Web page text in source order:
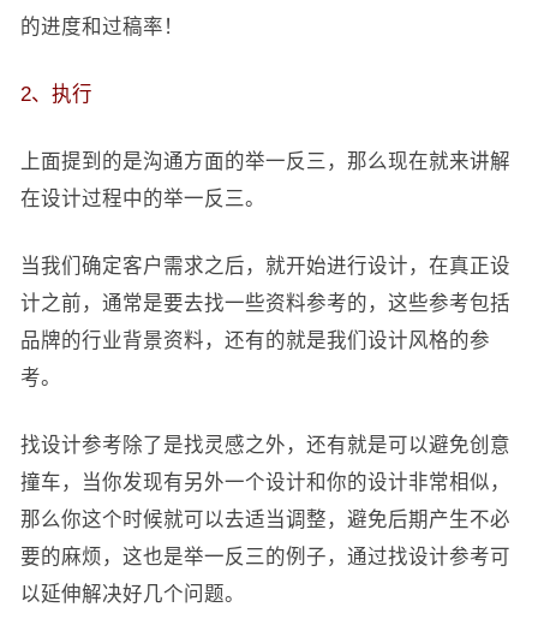
的进度和过稿率！
2、执行
上面提到的是沟通方面的举一反三，那么现在就来讲解
在设计过程中的举一反三。
当我们确定客户需求之后，就开始进行设计，在真正设
计之前，通常是要去找一些资料参考的，这些参考包括
品牌的行业背景资料，还有的就是我们设计风格的参
考。
找设计参考除了是找灵感之外，还有就是可以避免创意
撞车，当你发现有另外一个设计和你的设计非常相似，
那么你这个时候就可以去适当调整，避免后期产生不必
要的麻烦，这也是举一反三的例子，通过找设计参考可
以延伸解决好几个问题。